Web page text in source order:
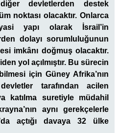
devletlerden destek
noktası olacaktır. Onlarca
yapı olarak İsrail’in
dolayı sorumluluğunun
imkânı doğmuş olacaktır.
yol açılmıştır. Bu sürecin
için Güney Afrika’nın
tarafından acilen
katılma suretiyle müdahil
aynı gerekçelerle
açtığı davaya 32 ülke